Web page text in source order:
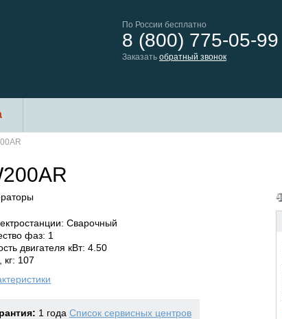
По России бесплатно
8 (800) 775-05-99
Заказать обратный звонок
Сварочный
фаз: 1
двигателя кВт: 4.50
кг: 107
1 года Список сервисных центров